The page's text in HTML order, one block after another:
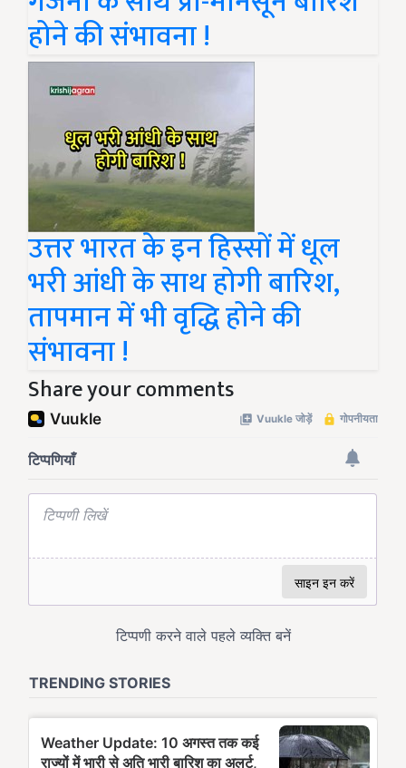
होने की संभावना !
उत्तर भारत के इन हिस्सों में धूल
भरी आंधी के साथ होगी बारिश,
तापमान में भी वृद्धि होने की
संभावना !
Share your comments